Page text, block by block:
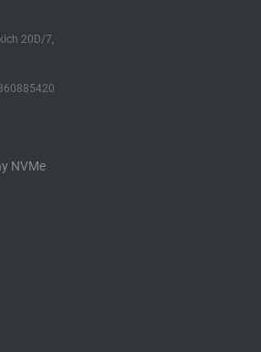
20D/7,
NVMe